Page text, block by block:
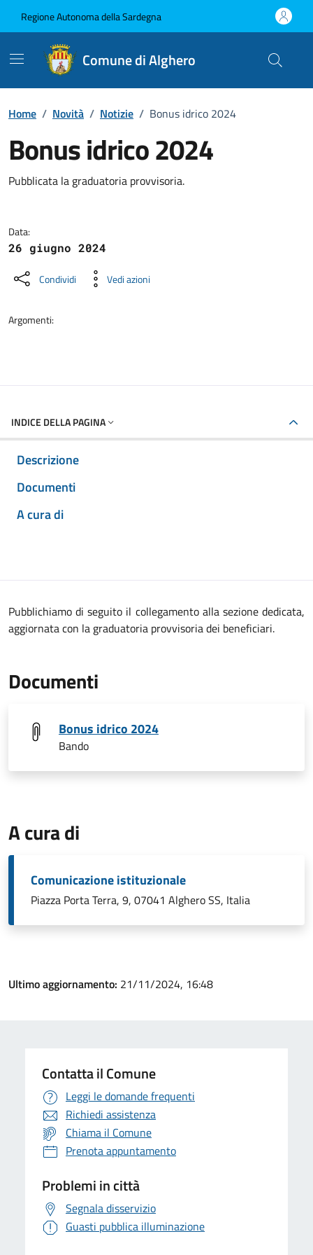
Regione Autonoma della Sardegna
Comune di Alghero
Home / Novità / Notizie / Bonus idrico 2024
Bonus idrico 2024
Dettagli della notizia
Pubblicata la graduatoria provvisoria.
Data:
26 giugno 2024
Condividi Vedi azioni
Argomenti:
INDICE DELLA PAGINA
Descrizione
Documenti
A cura di
Pubblichiamo di seguito il collegamento alla sezione dedicata,
aggiornata con la graduatoria provvisoria dei beneficiari.
Documenti
Bonus idrico 2024
Bando
A cura di
Comunicazione istituzionale
Piazza Porta Terra, 9, 07041 Alghero SS, Italia
Ultimo aggiornamento: 21/11/2024, 16:48
Contatta il Comune
Leggi le domande frequenti
Richiedi assistenza
Chiama il Comune
Prenota appuntamento
Problemi in città
Segnala disservizio
Guasti pubblica illuminazione